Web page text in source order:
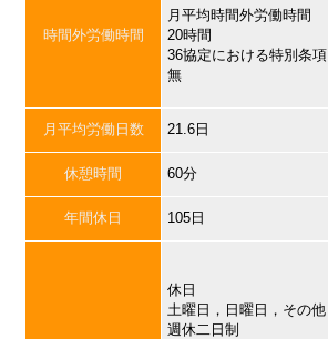
時間外労働時間
月平均時間外労働時間
20時間
36協定における特別条項
無
月平均労働日数 21.6日
休憩時間 60分
年間休日 105日
休日
土曜日，日曜日，その他
週休二日制